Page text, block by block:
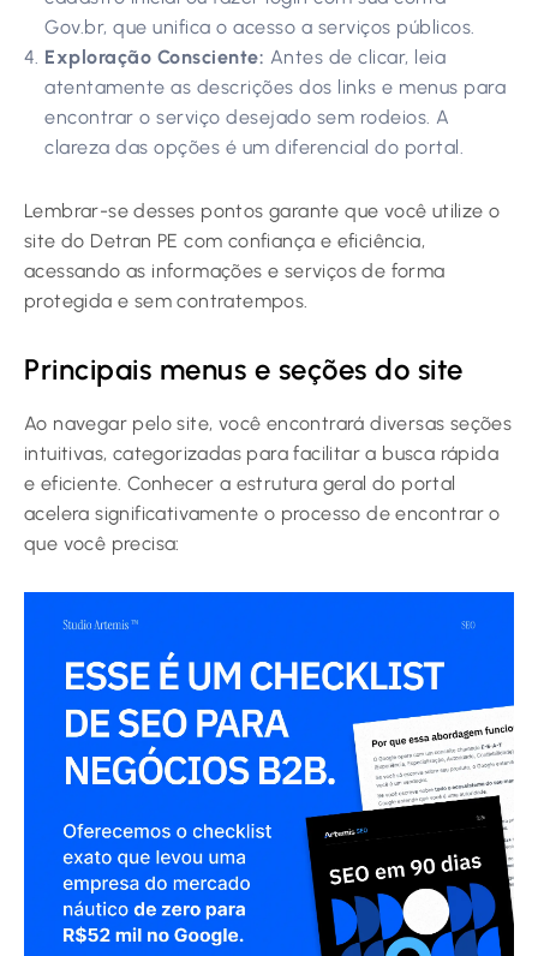
Gov.br, que unifica o acesso a serviços públicos.
Exploração Consciente: Antes de clicar, leia
atentamente as descrições dos links e menus para
encontrar o serviço desejado sem rodeios. A
clareza das opções é um diferencial do portal.
Lembrar-se desses pontos garante que você utilize o
site do Detran PE com confiança e eficiência,
acessando as informações e serviços de forma
protegida e sem contratempos.
Principais menus e seções do site
Ao navegar pelo site, você encontrará diversas seções
intuitivas, categorizadas para facilitar a busca rápida
e eficiente. Conhecer a estrutura geral do portal
acelera significativamente o processo de encontrar o
que você precisa: